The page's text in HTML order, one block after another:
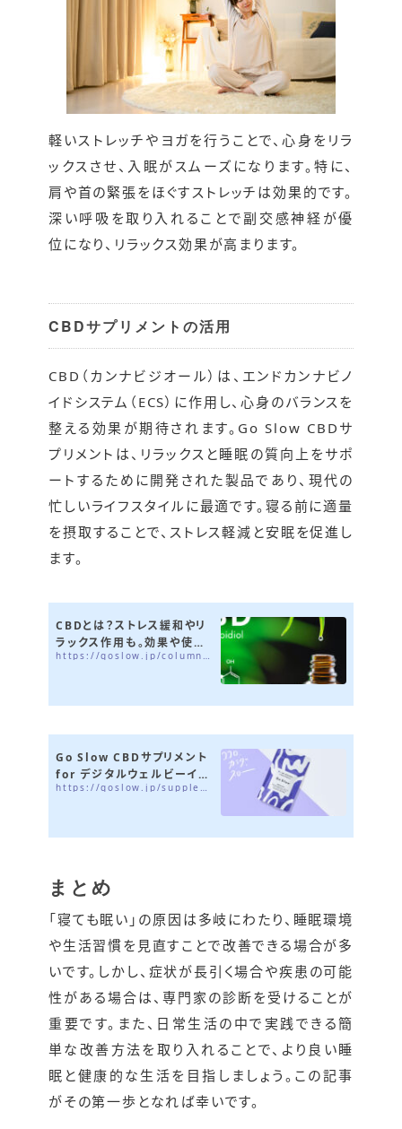
軽いストレッチやヨガを行うことで、心身をリラ
ックスさせ、入眠がスムーズになります。特に、
肩や首の緊張をほぐすストレッチは効果的です。
深い呼吸を取り入れることで副交感神経が優
位になり、リラックス効果が高まります。
CBDサプリメントの活用
CBD（カンナビジオール）は、エンドカンナビノ
イドシステム（ECS）に作用し、心身のバランスを
整える効果が期待されます。Go Slow CBDサ
プリメントは、リラックスと睡眠の質向上をサポ
ートするために開発された製品であり、現代の
忙しいライフスタイルに最適です。寝る前に適量
を摂取することで、ストレス軽減と安眠を促進し
ます。
CBDとは？ストレス緩和やリ
ラックス作用も。効果や使用
方法や容量の目安をご紹介 https://goslow.jp/column/cbd-what
Go Slow CBDサプリメント
for デジタルウェルビーイン
グ | 心と体のバランスをサhttps://goslow.jp/supplement
まとめ
「寝ても眠い」の原因は多岐にわたり、睡眠環境
や生活習慣を見直すことで改善できる場合が多
いです。しかし、症状が長引く場合や疾患の可能
性がある場合は、専門家の診断を受けることが
重要です。また、日常生活の中で実践できる簡
単な改善方法を取り入れることで、より良い睡
眠と健康的な生活を目指しましょう。この記事
がその第一歩となれば幸いです。